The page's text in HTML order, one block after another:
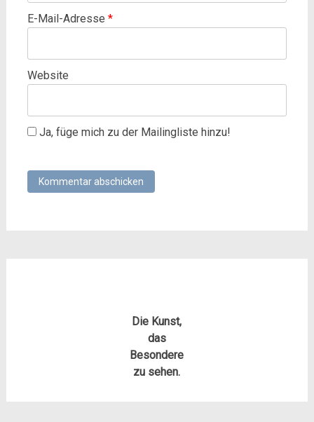
E-Mail-Adresse *
Website
Ja, füge mich zu der Mailingliste hinzu!
Die Kunst,
das
Besondere
zu sehen.